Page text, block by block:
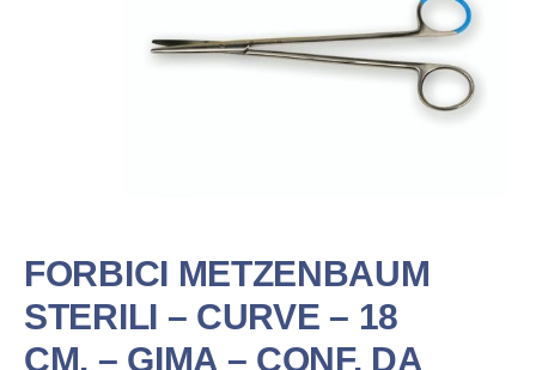
FORBICI METZENBAUM
STERILI – CURVE – 18
CM. – GIMA – CONF. DA